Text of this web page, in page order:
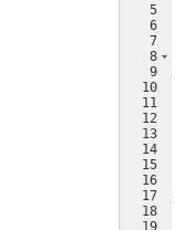
5
6
7
8
9
10
11
12
13
14
15
16
17
18